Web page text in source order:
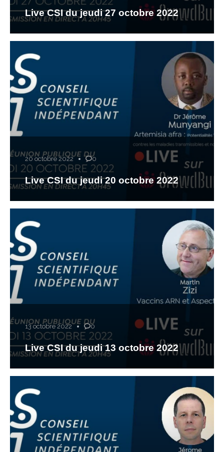
Live CSI du jeudi 27 octobre 2022
20 octobre 2022 0
Live CSI du jeudi 20 octobre 2022
13 octobre 2022 0
Live CSI du jeudi 13 octobre 2022